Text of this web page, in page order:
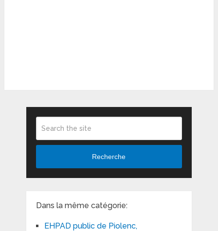
Recherche
Dans la même catégorie:
EHPAD public de Piolenc,